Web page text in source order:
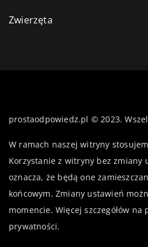
Zwierzęta
prostaodpowiedz.pl © 2023.
W ramach naszej witryny
Korzystanie z witryny bez zmiany
oznacza, że będą one
końcowym. Zmiany ustawień
momencie. Więcej szczegółów na
prywatności.